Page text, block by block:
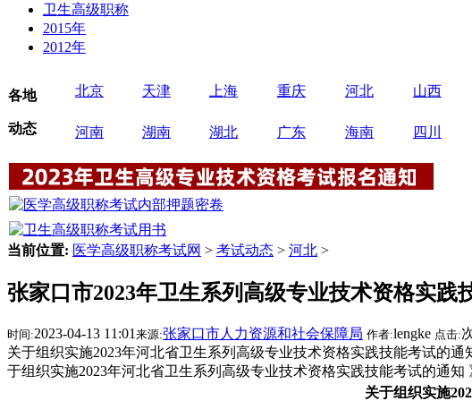
卫生高级职称
2015年
2012年
各地
动态
北京 天津 上海 重庆 河北 山西
河南 湖南 湖北 广东 海南 四川
当前位置: 医学高级职称考试网 > 考试动态 > 河北 >
张家口市2023年卫生系列高级专业技术资格实践
时间:2023-04-13 11:01 来源:张家口市人力资源和社会保障局 作者:lengke 点击:
关于组织实施2023年河北省卫生系列高级专业技术资格实践技能考试的
于组织实施2023年河北省卫生系列高级专业技术资格实践技能考试的通知
关于组织实施